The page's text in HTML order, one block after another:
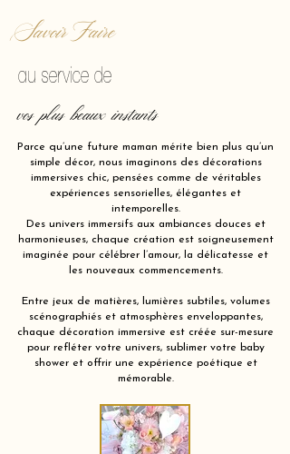
Savoir Faire
au service de
vos plus beaux instants
Parce qu’une future maman mérite bien plus qu’un
simple décor, nous imaginons des décorations
immersives chic, pensées comme de véritables
expériences sensorielles, élégantes et
intemporelles.
Des univers immersifs aux ambiances douces et
harmonieuses, chaque création est soigneusement
imaginée pour célébrer l’amour, la délicatesse et
les nouveaux commencements.
Entre jeux de matières, lumières subtiles, volumes
scénographiés et atmosphères enveloppantes,
chaque décoration immersive est créée sur-mesure
pour refléter votre univers, sublimer votre baby
shower et offrir une expérience poétique et
mémorable.